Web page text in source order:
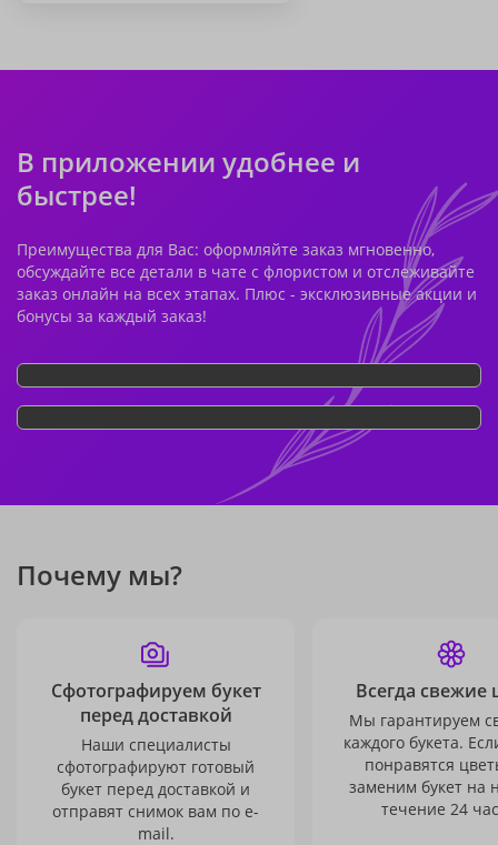
В приложении удобнее и
быстрее!
Преимущества для Вас: оформляйте заказ мгновенно,
обсуждайте все детали в чате с флористом и отслеживайте
заказ онлайн на всех этапах. Плюс - эксклюзивные акции и
бонусы за каждый заказ!
Почему мы?
Сфотографируем букет
перед доставкой
Наши специалисты
сфотографируют готовый
букет перед доставкой и
отправят снимок вам по e-
mail.
Всегда свежие
Мы гарантируем
каждого букета.
понравятся
заменим букет на
течение 24